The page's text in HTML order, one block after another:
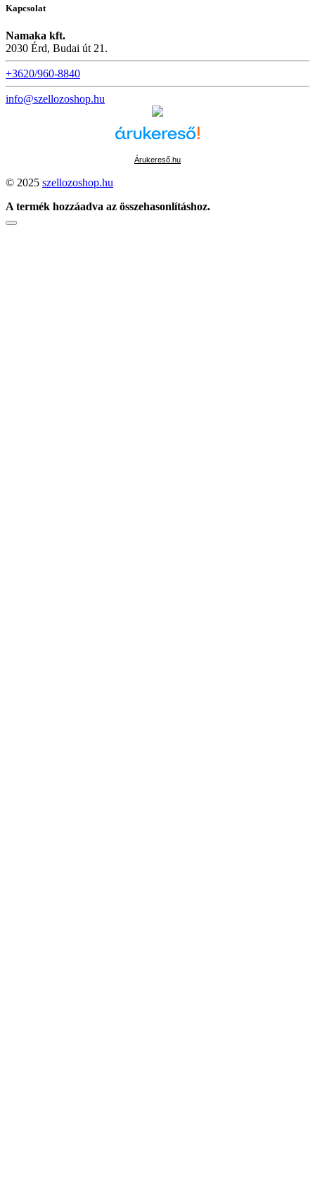
Kapcsolat
Namaka kft.
2030 Érd, Budai út 21.
+3620/960-8840
info@szellozoshop.hu
Árukereső.hu
© 2025 szellozoshop.hu
A termék hozzáadva az összehasonlításhoz.